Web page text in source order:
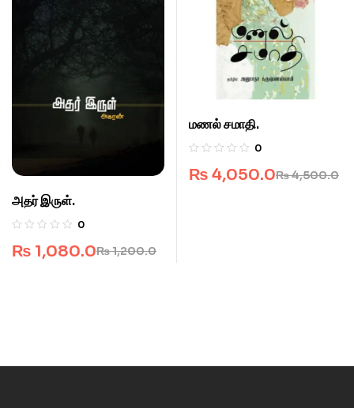
அதர் இருள்.
0
₨1,200.0
₨ 1,080.0
மணல் சமாதி.
0
₨4,500.0
₨ 4,050.0